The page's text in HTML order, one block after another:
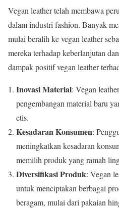
Vegan leather telah membawa
dalam industri fashion. Banyak
mulai beralih ke vegan leather
mereka terhadap keberlanjutan
dampak positif vegan leather
Inovasi Material: Vegan
pengembangan material baru
etis.
Kesadaran Konsumen:
meningkatkan kesadaran
memilih produk yang ramah
Diversifikasi Produk: Vegan
untuk menciptakan berbagai
beragam, mulai dari pakaian